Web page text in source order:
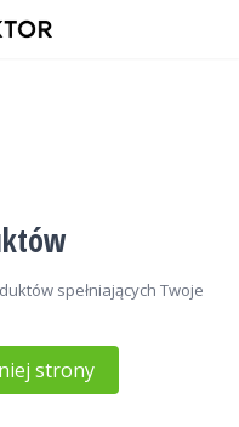
spełniających Twoje
strony